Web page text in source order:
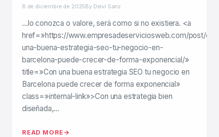
8 de diciembre de 2025By Deivi Sanz
…lo conozca o valore, será como si no existiera. <a
href=»https://www.empresadeserviciosweb.com/post/
una-buena-estrategia-seo-tu-negocio-en-
barcelona-puede-crecer-de-forma-exponencial/»
title=»Con una buena estrategia SEO tu negocio en
Barcelona puede crecer de forma exponencial»
class=»internal-link»>Con una estrategia bien
diseñada,…
READ MORE